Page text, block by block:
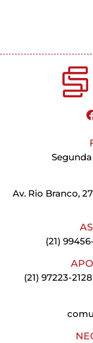
Segunda
Av. Rio Branco,
(21)
(21) 97223-2128